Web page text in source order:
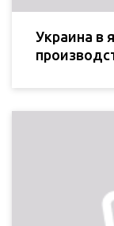
Украина в